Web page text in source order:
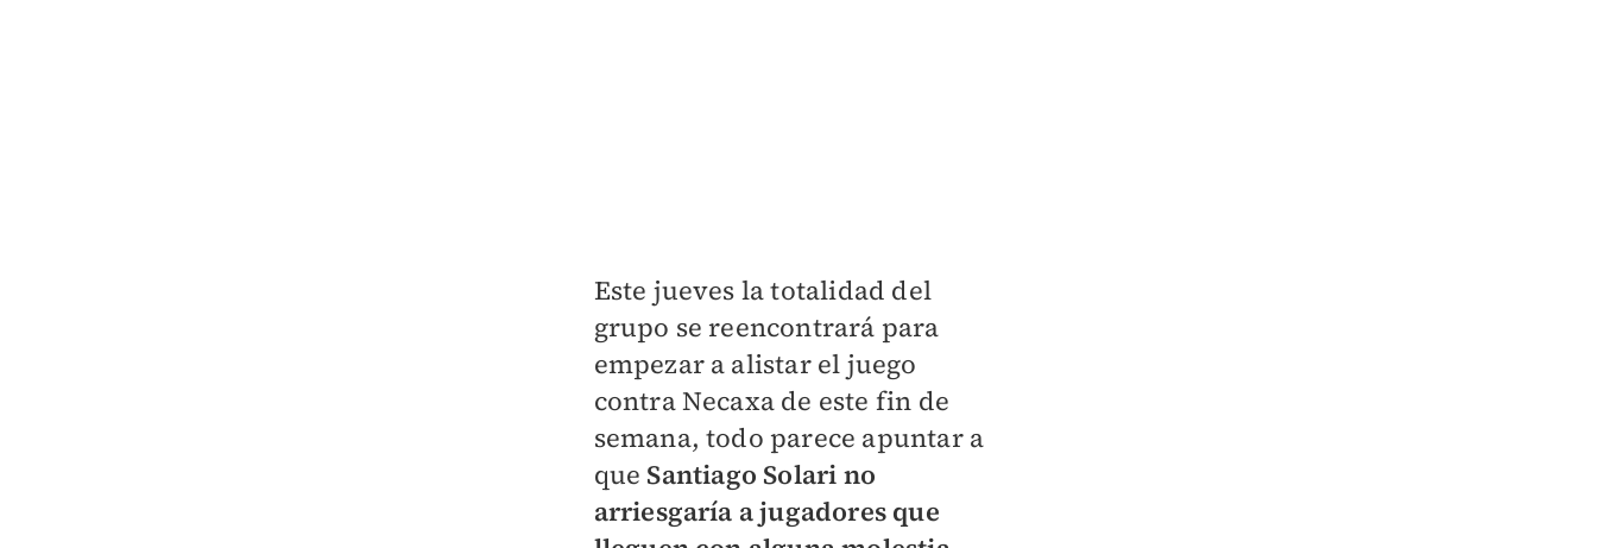
Este jueves la totalidad del
grupo se reencontrará para
empezar a alistar el juego
contra Necaxa de este fin de
semana, todo parece apuntar a
que Santiago Solari no
arriesgaría a jugadores que